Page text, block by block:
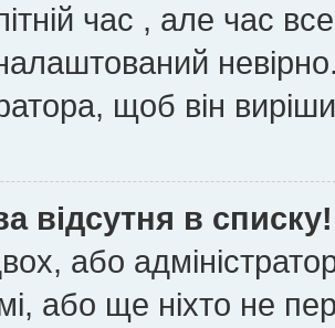
час , але час
щоб він
відсутня в списку!
або
або ще ніхто не